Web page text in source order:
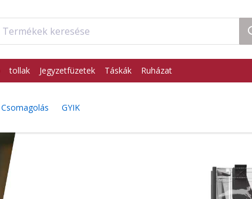
tollak Jegyzetfüzetek Táskák Ruházat
Csomagolás GYIK